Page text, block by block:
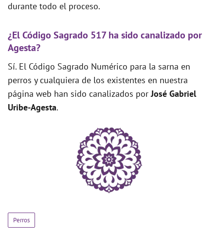
durante todo el proceso.
¿El Código Sagrado 517 ha sido canalizado por
Agesta?
Sí. El Código Sagrado Numérico para la sarna en
perros y cualquiera de los existentes en nuestra
página web han sido canalizados porJosé Gabriel
Uribe-Agesta.
Perros